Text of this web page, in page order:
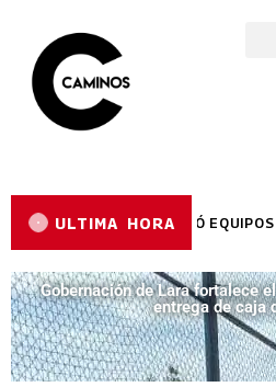
ULTIMA HORA
REYES ENTREGÓ EQUIPOS DE
Gobernación de Lara fortalece
entrega de caja